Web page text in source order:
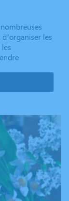
les